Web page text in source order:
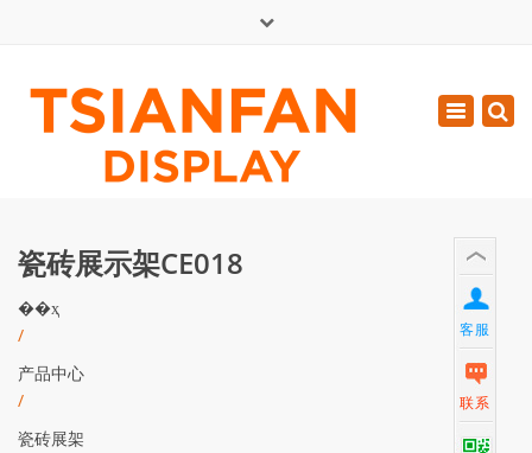
周一 - 周六: 7:00 - 17:00
0086-13365904989
Toggle
瓷砖展示架CE018
��ҳ
/
产品中心
/
瓷砖展架
客服
联系